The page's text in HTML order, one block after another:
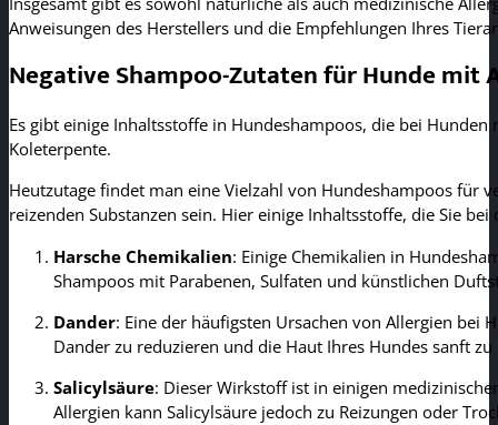
Anweisungen des Herstellers und die Empfehlungen Ihres
Negative Shampoo-Zutaten für Hunde mit
Es gibt einige Inhaltsstoffe in Hundeshampoos, die bei
Koleterpente.
Heutzutage findet man eine Vielzahl von Hundeshampoos für
reizenden Substanzen sein. Hier einige Inhaltsstoffe, die Sie
Harsche Chemikalien: Einige Chemikalien in
Shampoos mit Parabenen, Sulfaten und künstlichen
Dander: Eine der häufigsten Ursachen von Allergien bei
Dander zu reduzieren und die Haut Ihres Hundes sanft
Salicylsäure: Dieser Wirkstoff ist in einigen
Allergien kann Salicylsäure jedoch zu Reizungen oder